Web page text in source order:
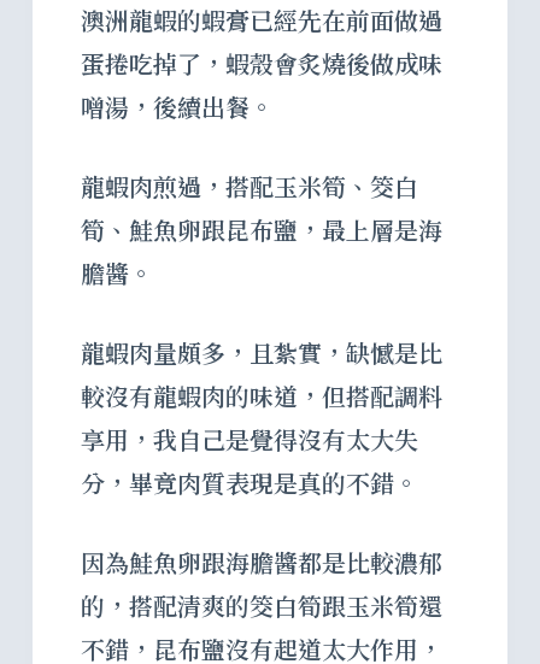
澳洲龍蝦的蝦膏已經先在前面做過
蛋捲吃掉了，蝦殼會炙燒後做成味
噌湯，後續出餐。
龍蝦肉煎過，搭配玉米筍、筊白
筍、鮭魚卵跟昆布鹽，最上層是海
膽醬。
龍蝦肉量頗多，且紮實，缺憾是比
較沒有龍蝦肉的味道，但搭配調料
享用，我自己是覺得沒有太大失
分，畢竟肉質表現是真的不錯。
因為鮭魚卵跟海膽醬都是比較濃郁
的，搭配清爽的筊白筍跟玉米筍還
不錯，昆布鹽沒有起道太大作用，